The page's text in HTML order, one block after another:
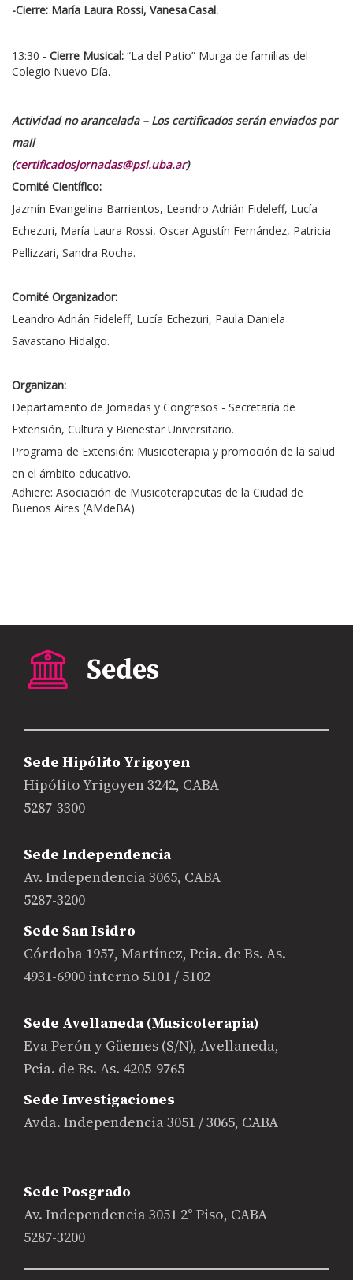
-Cierre: María Laura Rossi, Vanesa Casal.
13:30 - Cierre Musical: “La del Patio” Murga de familias del
Colegio Nuevo Día.
Actividad no arancelada – Los certificados serán enviados por
mail
(certificadosjornadas@psi.uba.ar)
Comité Científico:
Jazmín Evangelina Barrientos, Leandro Adrián Fideleff, Lucía
Echezuri, María Laura Rossi, Oscar Agustín Fernández, Patricia
Pellizzari, Sandra Rocha.
Comité Organizador:
Leandro Adrián Fideleff, Lucía Echezuri, Paula Daniela
Savastano Hidalgo.
Organizan:
Departamento de Jornadas y Congresos - Secretaría de
Extensión, Cultura y Bienestar Universitario.
Programa de Extensión: Musicoterapia y promoción de la salud
en el ámbito educativo.
Adhiere: Asociación de Musicoterapeutas de la Ciudad de
Buenos Aires (AMdeBA)
Sede Hipólito Yrigoyen
Hipólito Yrigoyen 3242, CABA
5287-3300
Sede Independencia
Av. Independencia 3065, CABA
5287-3200
Sede San Isidro
Córdoba 1957, Martínez, Pcia. de Bs. As.
4931-6900 interno 5101 / 5102
Sede Avellaneda (Musicoterapia)
Eva Perón y Güemes (S/N), Avellaneda,
Pcia. de Bs. As. 4205-9765
Sede Investigaciones
Avda. Independencia 3051 / 3065, CABA
Sede Posgrado
Av. Independencia 3051 2° Piso, CABA
5287-3200